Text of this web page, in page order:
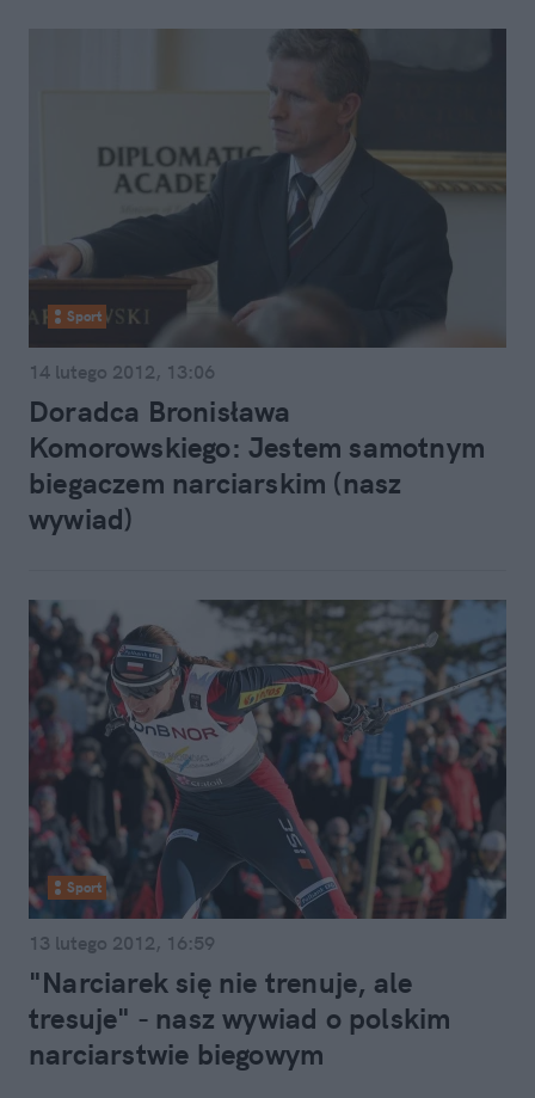
Sport
14 lutego 2012, 13:06
Doradca Bronisława
Komorowskiego: Jestem samotnym
biegaczem narciarskim (nasz
wywiad)
Sport
13 lutego 2012, 16:59
"Narciarek się nie trenuje, ale
tresuje" - nasz wywiad o polskim
narciarstwie biegowym